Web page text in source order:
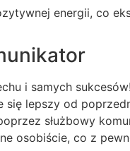
energii, co
i samych sukcesów!
się lepszy od
służbowy
osobiście, co z